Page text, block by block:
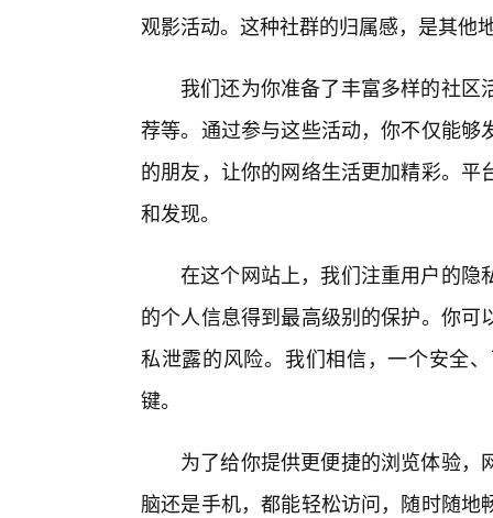
观影活动。这种社群的归属感，是其他
我们还为你准备了丰富多样的社
荐等。通过参与这些活动，你不仅能
的朋友，让你的网络生活更加精彩。
和发现。
在这个网站上，我们注重用户的隐
的个人信息得到最高级别的保护。你
私泄露的风险。我们相信，一个安全
键。
为了给你提供更便捷的浏览体验
脑还是手机，都能轻松访问，随时随